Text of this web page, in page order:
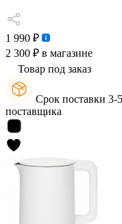
1 990 ₽
2 300 ₽ в магазине
Товар под заказ
Срок поставки 3-
поставщика